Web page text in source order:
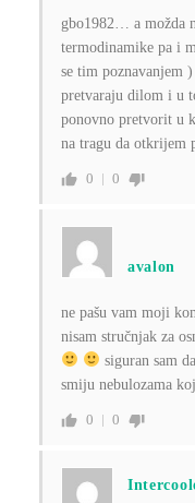
gbo1982… a možda
termodinamike pa i
se tim poznavanjem
pretvaraju dilom i u
ponovno pretvorit u
na tragu da otkrijem
0 0
avalon
ne pašu vam moji
nisam stručnjak za
siguran sam
smiju nebulozama
0 0